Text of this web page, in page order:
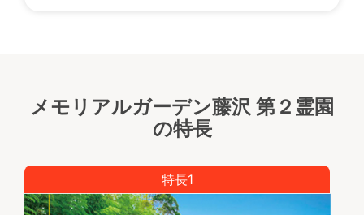
メモリアルガーデン藤沢 第２霊園
の特長
特長1